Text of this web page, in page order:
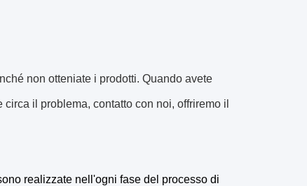
non otteniate i prodotti. Quando avete
il problema, contatto con noi, offriremo il
realizzate nell'ogni fase del processo di